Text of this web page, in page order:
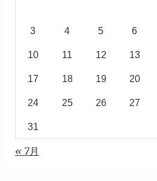
3 4 5 6
10 11 12 13
17 18 19 20
24 25 26 27
31
« 7月